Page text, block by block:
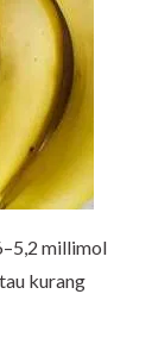
millimol
kurang